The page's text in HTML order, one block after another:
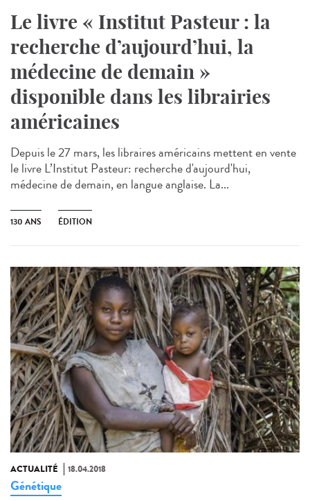
Le livre « Institut Pasteur : la
recherche d’aujourd’hui, la
médecine de demain »
disponible dans les librairies
américaines
Depuis le 27 mars, les libraires américains mettent en vente
le livre L’Institut Pasteur: recherche d'aujourd'hui,
médecine de demain, en langue anglaise. La...
130 ANS ÉDITION
ACTUALITÉ 18.04.2018
Génétique